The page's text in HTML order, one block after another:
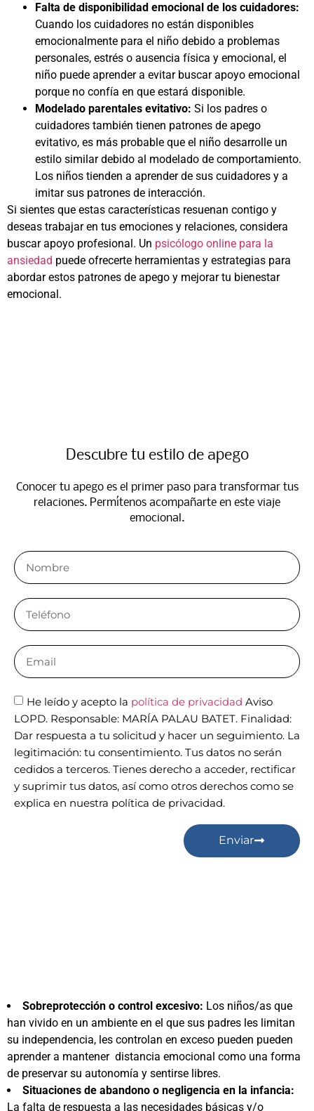
Falta de disponibilidad emocional de los cuidadores:
Cuando los cuidadores no están disponibles
emocionalmente para el niño debido a problemas
personales, estrés o ausencia física y emocional, el
niño puede aprender a evitar buscar apoyo emocional
porque no confía en que estará disponible.
Modelado parentales evitativo: Si los padres o
cuidadores también tienen patrones de apego
evitativo, es más probable que el niño desarrolle un
estilo similar debido al modelado de comportamiento.
Los niños tienden a aprender de sus cuidadores y a
imitar sus patrones de interacción.
Si sientes que estas características resuenan contigo y
deseas trabajar en tus emociones y relaciones, considera
buscar apoyo profesional. Un psicólogo online para la
ansiedad puede ofrecerte herramientas y estrategias para
abordar estos patrones de apego y mejorar tu bienestar
emocional.
Descubre tu estilo de apego​
Conocer tu apego es el primer paso para transformar tus
relaciones. Permítenos acompañarte en este viaje
emocional.​
He leído y acepto la política de privacidad Aviso
LOPD. Responsable: MARÍA PALAU BATET. Finalidad:
Dar respuesta a tu solicitud y hacer un seguimiento. La
legitimación: tu consentimiento. Tus datos no serán
cedidos a terceros. Tienes derecho a acceder, rectificar
y suprimir tus datos, así como otros derechos como se
explica en nuestra política de privacidad.
Enviar
Sobreprotección o control excesivo: Los niños/as que
han vivido en un ambiente en el que sus padres les limitan
su independencia, les controlan en exceso pueden pueden
aprender a mantener distancia emocional como una forma
de preservar su autonomía y sentirse libres.
Situaciones de abandono o negligencia en la infancia:
La falta de respuesta a las necesidades básicas y/o